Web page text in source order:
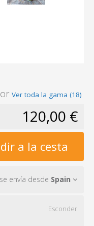
Ver toda la gama (18)
120,00 €
a la cesta
envía desde Spain
Esconder